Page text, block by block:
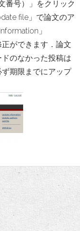
番号）」をクリック
file」で論文のア
」
ができます．論文
のなかった投稿は
期限までにアップ